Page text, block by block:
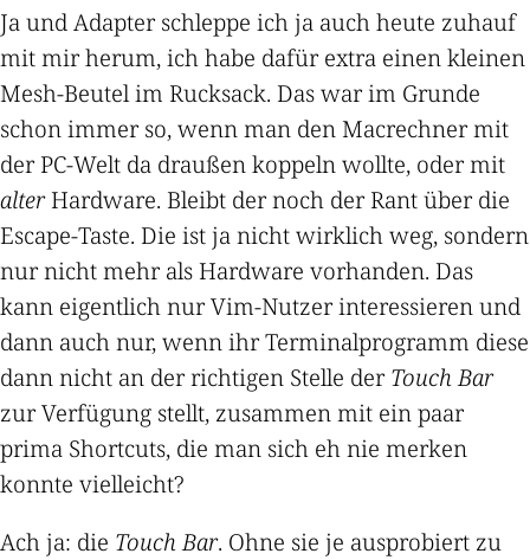
Ja und Adapter schleppe ich ja auch heute zuhauf
mit mir herum, ich habe dafür extra einen kleinen
Mesh-Beutel im Rucksack. Das war im Grunde
schon immer so, wenn man den Macrechner mit
der PC-Welt da draußen koppeln wollte, oder mit
alterHardware. Bleibt der noch der Rant über die
Escape-Taste. Die ist ja nicht wirklich weg, sondern
nur nicht mehr als Hardware vorhanden. Das
kann eigentlich nur Vim-Nutzer interessieren und
dann auch nur, wenn ihr Terminalprogramm diese
dann nicht an der richtigen Stelle der Touch Bar
zur Verfügung stellt, zusammen mit ein paar
prima Shortcuts, die man sich eh nie merken
konnte vielleicht?
Ach ja: die Touch Bar. Ohne sie je ausprobiert zu